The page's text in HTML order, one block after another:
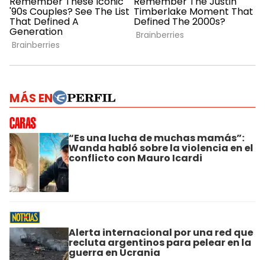
MÁS EN
“Es una lucha de muchas mamás”:
Wanda habló sobre la violencia en el
conflicto con Mauro Icardi
Alerta internacional por una red que
recluta argentinos para pelear en la
guerra en Ucrania